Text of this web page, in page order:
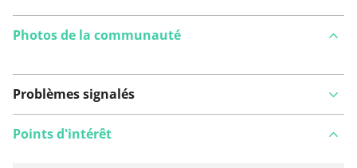
Photos de la communauté
Problèmes signalés
Points d'intérêt